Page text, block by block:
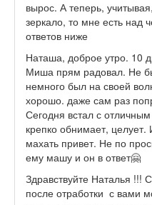
вырос. А теперь,
зеркало, то мне есть над
ответов ниже
Наташа, доброе утро. 10
Миша прям радовал. Не
немного был на своей
хорошо. даже сам раз
Сегодня встал с
крепко обнимает, целует.
махать привет. Не по
ему машу и он в ответ🤗
Здравствуйте Наталья !!!
после отработки с вами